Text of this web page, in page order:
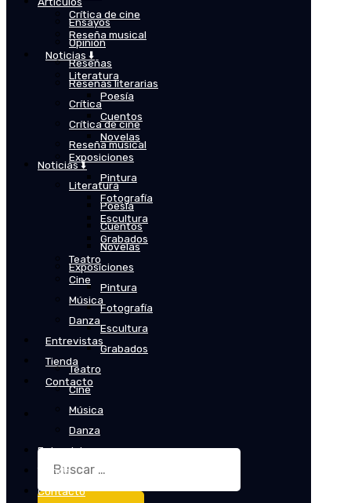
Crítica de cine
Reseña musical
Noticias ⬇️
Literatura
Poesía
Cuentos
Novelas
Exposiciones
Pintura
Fotografía
Escultura
Grabados
Teatro
Cine
Música
Danza
Entrevistas
Tienda
Contacto
Buscar:
Ensayos
Opinión
Reseñas
Reseñas literarias
Crítica
Crítica de cine
Reseña musical
Noticias ⬇️
Literatura
Poesía
Cuentos
Novelas
Exposiciones
Pintura
Fotografía
Escultura
Grabados
Teatro
Cine
Música
Danza
Entrevistas
Tienda
Contacto